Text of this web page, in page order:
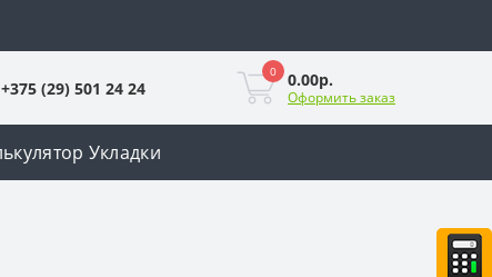
+375 (29) 501 24 24
0 0.00р.
Оформить заказ
Укладки